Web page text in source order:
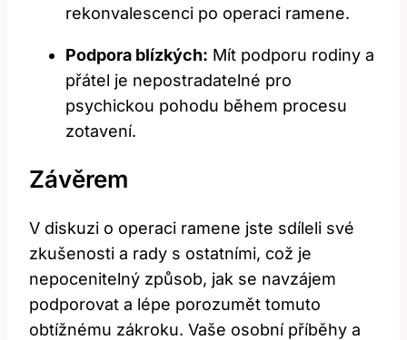
rekonvalescenci po operaci ramene.
Podpora blízkých: Mít podporu rodiny a
přátel je nepostradatelné pro
psychickou pohodu během procesu
zotavení.
Závěrem
V diskuzi o operaci ramene jste sdíleli své
zkušenosti a rady s ostatními, což je
nepocenitelný způsob, jak se navzájem
podporovat a lépe porozumět tomuto
obtížnému zákroku. Vaše osobní příběhy a